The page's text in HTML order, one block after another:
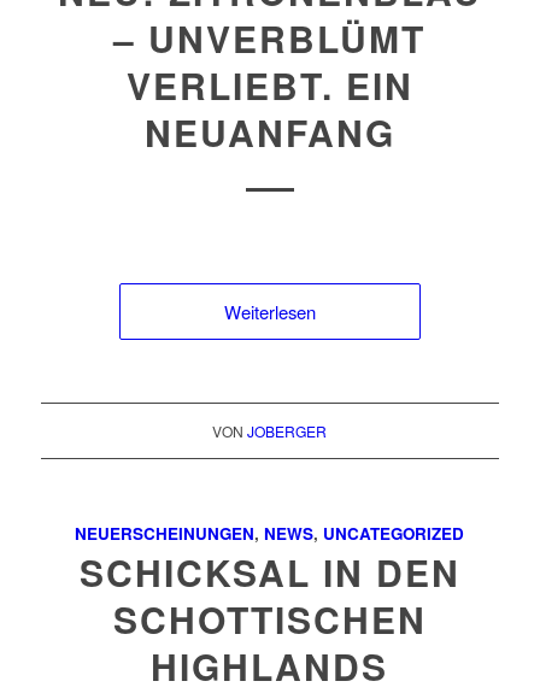
– UNVERBLÜMT
VERLIEBT. EIN
NEUANFANG
Weiterlesen
VONJOBERGER
NEUERSCHEINUNGEN, NEWS, UNCATEGORIZED
SCHICKSAL IN DEN
SCHOTTISCHEN
HIGHLANDS